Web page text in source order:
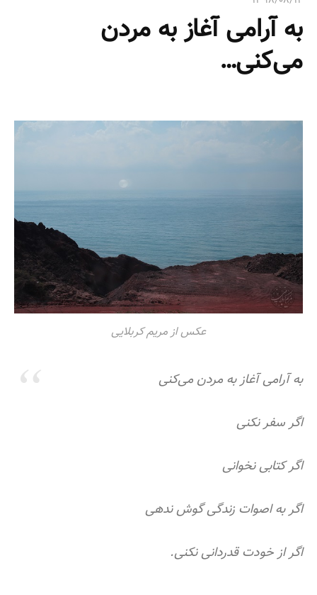
:
به آرامی آغاز به مردن
می‌کنی…
عکس از مریم کربلایی
به آرامی آغاز به مردن می‌کنی
اگر سفر نکنی
اگر کتابی نخوانی
اگر به اصوات زندگی گوش ندهی
اگر از خودت قدردانی نکنی.